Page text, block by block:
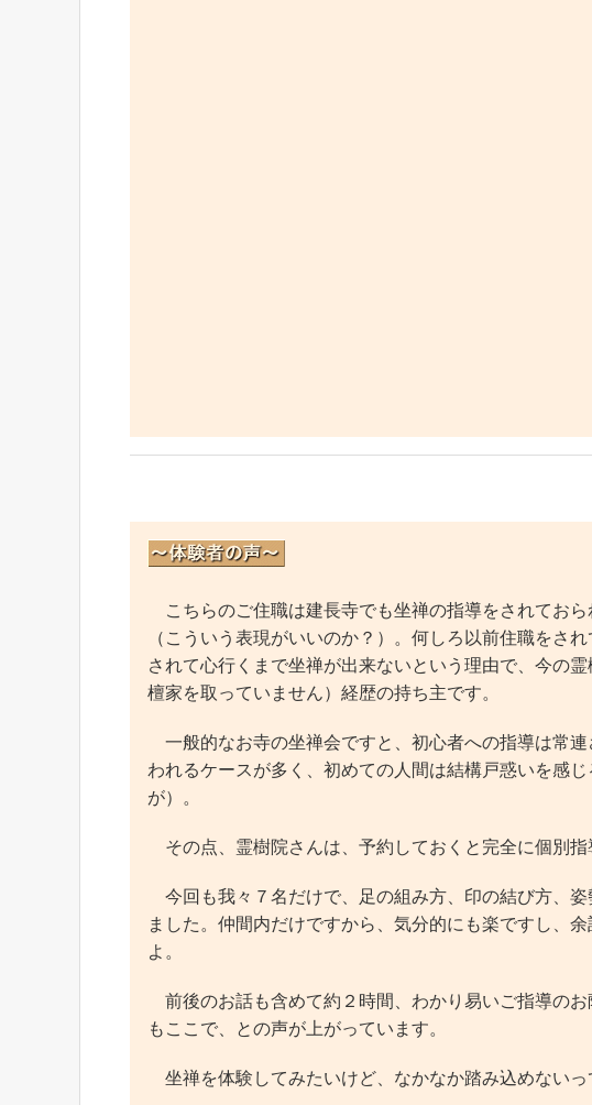
こちらのご住職は建長寺でも坐禅の指導をされてお
（こういう表現がいいのか？）。何しろ以前住職をさ
されて心行くまで坐禅が出来ないという理由で、今の
檀家を取っていません）経歴の持ち主です。
一般的なお寺の坐禅会ですと、初心者への指導は常
われるケースが多く、初めての人間は結構戸惑いを感
が）。
その点、霊樹院さんは、予約しておくと完全に個別指
今回も我々７名だけで、足の組み方、印の結び方、
ました。仲間内だけですから、気分的にも楽ですし、
よ。
前後のお話も含めて約２時間、わかり易いご指導の
もここで、との声が上がっています。
坐禅を体験してみたいけど、なかなか踏み込めないっ